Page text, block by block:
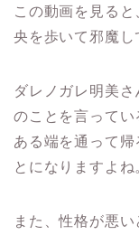
この動画を見る
央を歩いて邪魔し
ダレノガレ明美
のことを言って
ある端を通って
とになりますよね
また、性格が悪